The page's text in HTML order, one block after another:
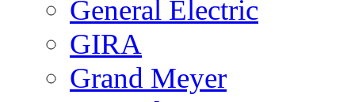
General Electric
GIRA
Grand Meyer